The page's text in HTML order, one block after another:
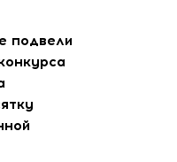
подвели